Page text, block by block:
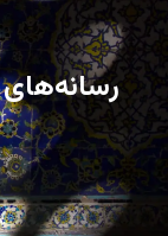
رسانه‌های